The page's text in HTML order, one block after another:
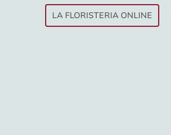
LA FLORISTERIA ONLINE